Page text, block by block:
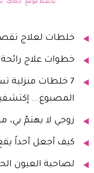
يحتفظ موقع "جمالكِ"
خلطات لعلاج
خطوات علاج رائحة
7 خلطات
المصبوغ...
زوجي لا يهتمّ بي،
كيف أجعل أحداً
لصاحبة العيون